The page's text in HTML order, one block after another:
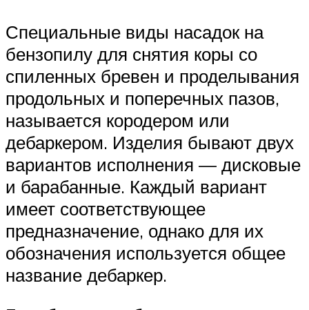
Специальные виды насадок на
бензопилу для снятия коры со
спиленных бревен и проделывания
продольных и поперечных пазов,
называется кородером или
дебаркером. Изделия бывают двух
вариантов исполнения — дисковые
и барабанные. Каждый вариант
имеет соответствующее
предназначение, однако для их
обозначения используется общее
название дебаркер.